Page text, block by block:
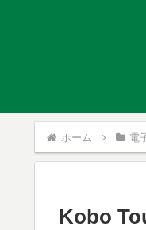
ホーム 電
Kobo